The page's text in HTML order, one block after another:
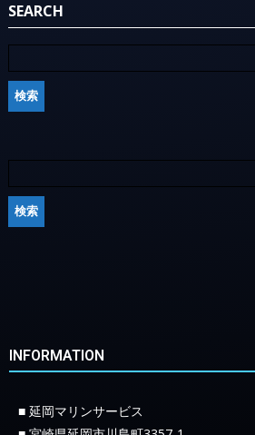
SEARCH
INFORMATION
■ 延岡マリンサービス